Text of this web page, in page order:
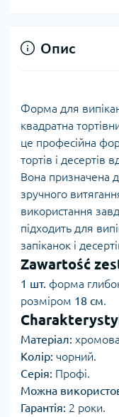
Опис
Форма для
квадратна
це професійна
тортів і десертів
Вона призначена
зручного
використання
підходить для
запіканок і
Zawartość
1 шт. форма
розміром 18 см.
Матеріал:
Колір: чорний.
Серія: Профі.
Можна
Гарантія: 2 роки.